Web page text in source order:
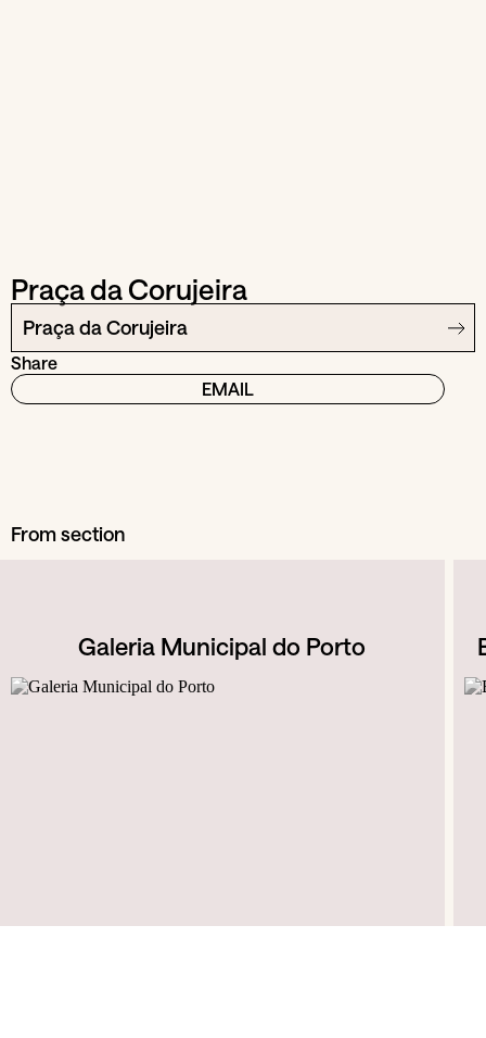
Praça da Corujeira
Praça da Corujeira
Share
EMAIL
From section
Galeria Municipal do Porto